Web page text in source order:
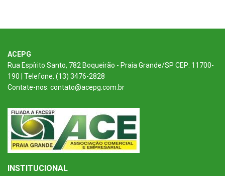
ACEPG
Rua Espírito Santo, 782 Boqueirão - Praia Grande/SP CEP: 11700-
190 | Telefone: (13) 3476-2828
Contate-nos: contato@acepg.com.br
INSTITUCIONAL